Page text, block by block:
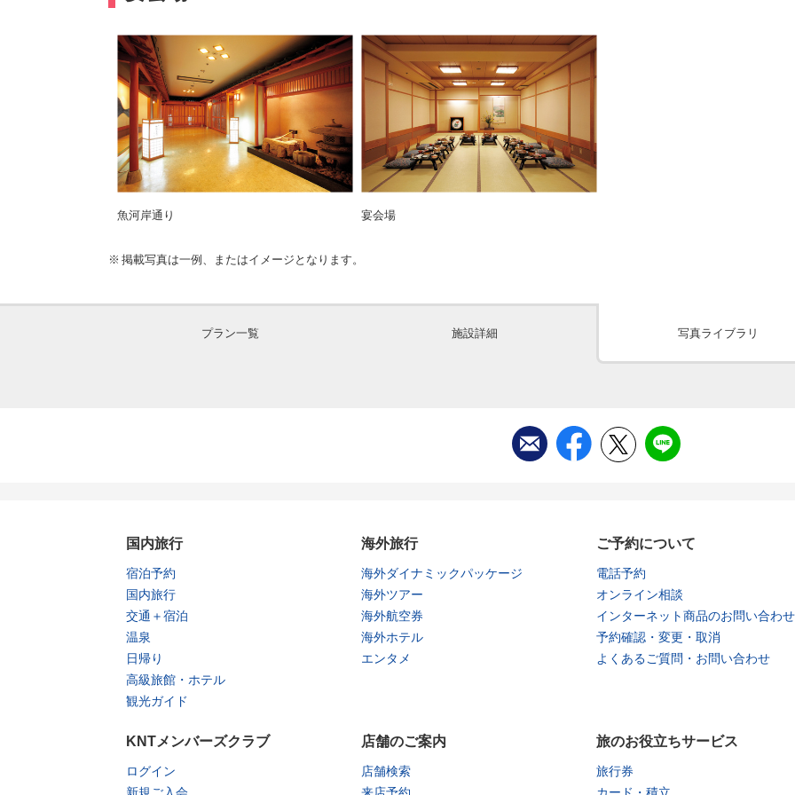
魚河岸通り 宴会場
掲載写真は一例、またはイメージとなります。
プラン一覧 施設詳細 写真ライブラリ
国内旅行
宿泊予約
国内旅行
交通＋宿泊
温泉
日帰り
高級旅館・ホテル
観光ガイド
海外旅行
海外ダイナミックパッケージ
海外ツアー
海外航空券
海外ホテル
エンタメ
ご予約について
電話予約
オンライン相談
インターネット商品のお問い合わせ
予約確認・変更・取消
よくあるご質問・お問い合わせ
KNTメンバーズクラブ
ログイン
店舗のご案内
店舗検索
旅のお役立ちサービス
旅行券